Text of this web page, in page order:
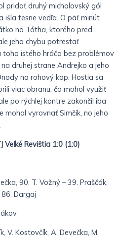
pridať druhý michalovský gól
išla tesne vedľa. O päť minút
na Tótha, ktorého pred
jeho chybu potrestať
toho istého hráča bez problémov
druhej strane Andrejko a jeho
na rohový kop. Hostia sa
viac obranu, čo mohol využiť
po rýchlej kontre zakončil iba
mohol vyrovnať Simčik, no jeho
Veľké Revištia 1:0 (1:0)
90. T. Vožný – 39. Praščák,
86. Dargaj
V. Kostovčík, A. Devečka, M.